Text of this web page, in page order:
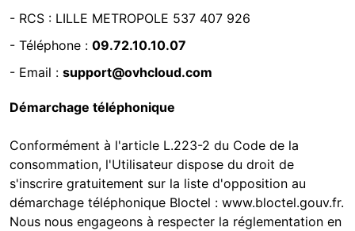
- RCS : LILLE METROPOLE 537 407 926
- Téléphone : 09.72.10.10.07
- Email : support@ovhcloud.com
Démarchage téléphonique
Conformément à l'article L.223-2 du Code de la
consommation, l'Utilisateur dispose du droit de
s'inscrire gratuitement sur la liste d'opposition au
démarchage téléphonique Bloctel : www.bloctel.gouv.fr.
Nous nous engageons à respecter la réglementation en